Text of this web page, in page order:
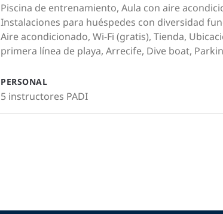
Piscina de entrenamiento, Aula con aire
Instalaciones para huéspedes con diversidad
Aire acondicionado, Wi-Fi (gratis), Tienda,
primera línea de playa, Arrecife, Dive boat,
PERSONAL
5 instructores PADI